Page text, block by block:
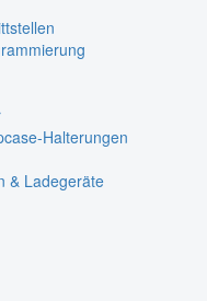
Halterungen
& Ladegeräte